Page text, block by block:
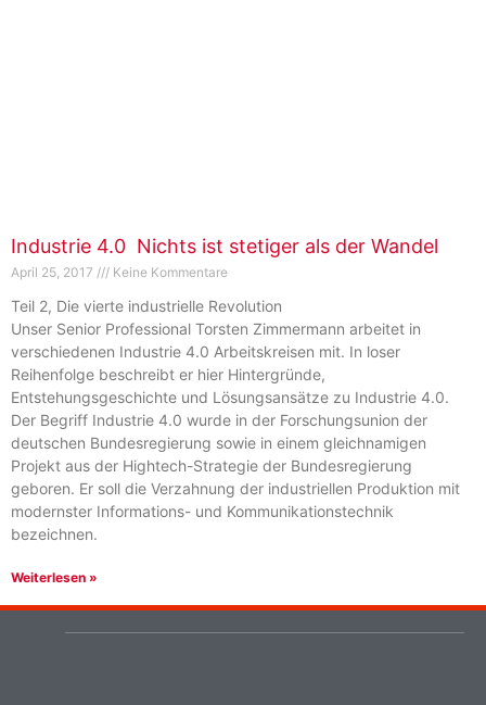
Industrie 4.0  Nichts ist stetiger als der Wandel
April 25, 2017 Keine Kommentare
Teil 2, Die vierte industrielle Revolution
Unser Senior Professional Torsten Zimmermann arbeitet in
verschiedenen Industrie 4.0 Arbeitskreisen mit. In loser
Reihenfolge beschreibt er hier Hintergründe,
Entstehungsgeschichte und Lösungsansätze zu Industrie 4.0.
Der Begriff Industrie 4.0 wurde in der Forschungsunion der
deutschen Bundesregierung sowie in einem gleichnamigen
Projekt aus der Hightech-Strategie der Bundesregierung
geboren. Er soll die Verzahnung der industriellen Produktion mit
modernster Informations- und Kommunikationstechnik
bezeichnen.
Weiterlesen »